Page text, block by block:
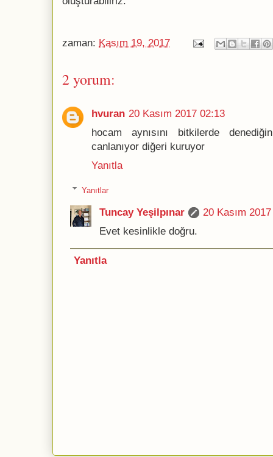
zaman: Kasım 19, 2017
2 yorum:
hvuran 20 Kasım 2017 02:13
hocam aynısını bitkilerde
canlanıyor diğeri kuruyor
Yanıtla
Yanıtlar
Tuncay Yeşilpınar
20 Kasım
Evet kesinlikle doğru.
Yanıtla